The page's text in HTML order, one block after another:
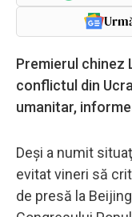
Premierul chinez
conflictul din
umanitar,
Deşi a numit
evitat vineri să
de presă la